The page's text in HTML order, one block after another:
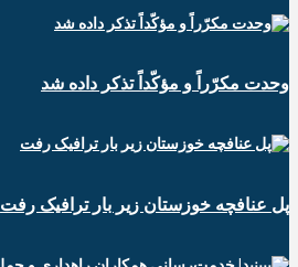
وحدت مکرّراً و مؤکّداً تذکر داده شد
پل عنافچه خوزستان زیر بار ترافیک رفت